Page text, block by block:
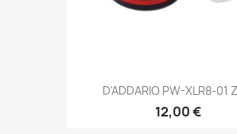
D'ADDARIO PW-XLR8-01
12,00 €